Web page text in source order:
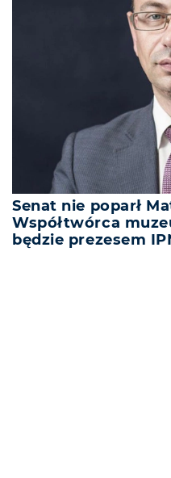
Senat nie poparł
Współtwórca
będzie prezesem